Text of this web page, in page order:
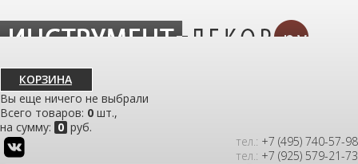
КОРЗИНА
Вы еще ничего не выбрали
Всего товаров: 0 шт.,
на сумму: 0 руб.
тел.: +7 (495) 740-57-98
тел.: +7 (925) 579-21-73